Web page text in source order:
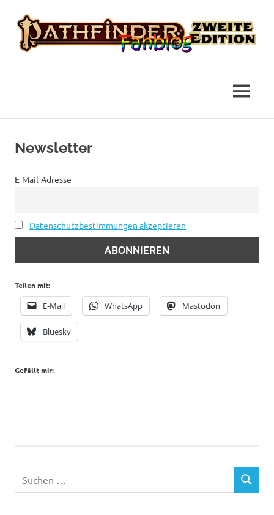
springen
MENÜ
Newsletter
E-Mail-Adresse
Datenschutzbestimmungen akzeptieren
Teilen mit:
E-Mail WhatsApp Mastodon
Bluesky
Gefällt mir:
nach:
SUCHEN